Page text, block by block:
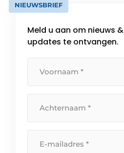
NIEUWSBRIEF
Meld u aan om nieuws &
updates te ontvangen.